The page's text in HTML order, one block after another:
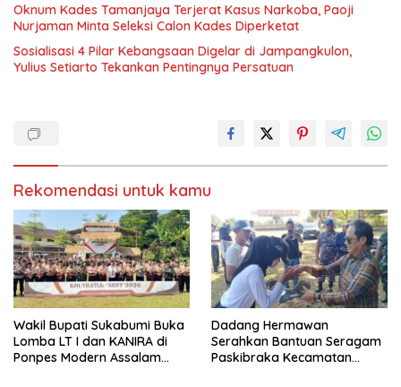
Oknum Kades Tamanjaya Terjerat Kasus Narkoba, Paoji
Nurjaman Minta Seleksi Calon Kades Diperketat
Sosialisasi 4 Pilar Kebangsaan Digelar di Jampangkulon,
Yulius Setiarto Tekankan Pentingnya Persatuan
Rekomendasi untuk kamu
Wakil Bupati Sukabumi Buka
Lomba LT I dan KANIRA di
Ponpes Modern Assalam
Dadang Hermawan
Serahkan Bantuan Seragam
Paskibraka Kecamatan